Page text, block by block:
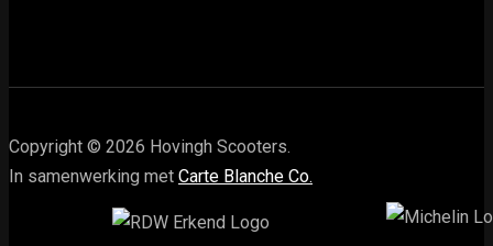
Copyright © 2026 Hovingh Scooters.
In samenwerking met Carte Blanche Co.